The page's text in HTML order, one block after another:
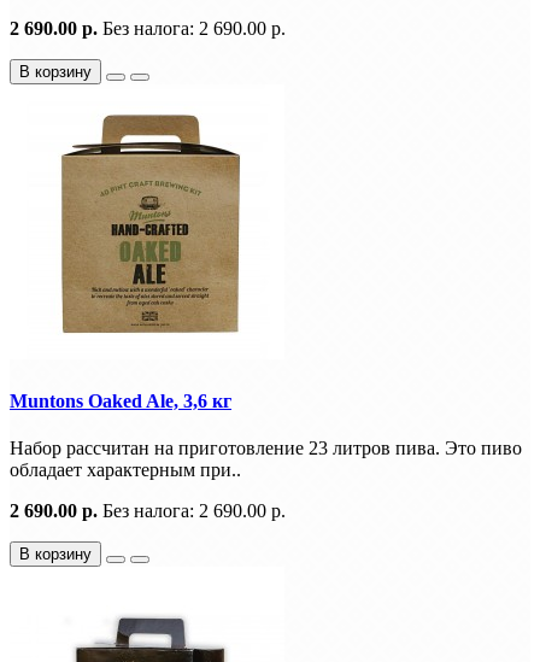
2 690.00 р. Без налога: 2 690.00 р.
В корзину
Muntons Oaked Ale, 3,6 кг
Набор рассчитан на приготовление 23 литров пива. Это пиво
обладает характерным при..
2 690.00 р. Без налога: 2 690.00 р.
В корзину